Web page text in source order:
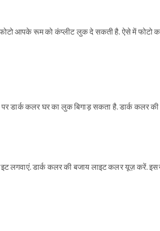
आपके रूम को कंप्लीट लुक दे सकती है. ऐसे में फोटो का
डार्क कलर घर का लुक बिगाड़ सकता है. डार्क कलर
लगवाएं. डार्क कलर की बजाय लाइट कलर यूज़ करें.